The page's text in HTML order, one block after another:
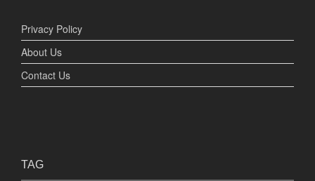
Privacy Policy
About Us
Contact Us
TAG